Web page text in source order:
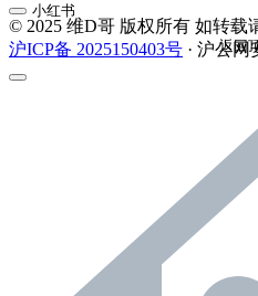
小红书
© 2025 维D哥 版权所有 如转载
沪ICP备 2025150403号 · 沪公网
返回